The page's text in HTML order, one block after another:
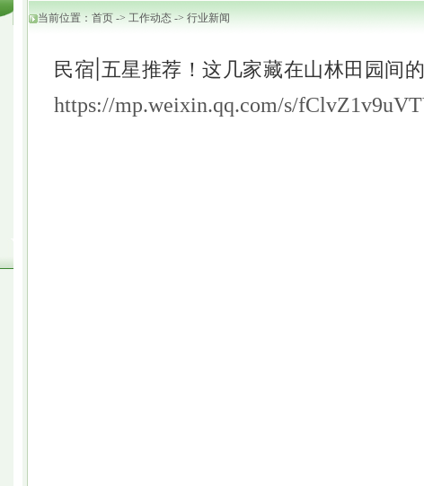
当前位置： 首页 -> 工作动态 -> 行业新闻
民宿|五星推荐！这几家藏在山林田园间
https://mp.weixin.qq.com/s/